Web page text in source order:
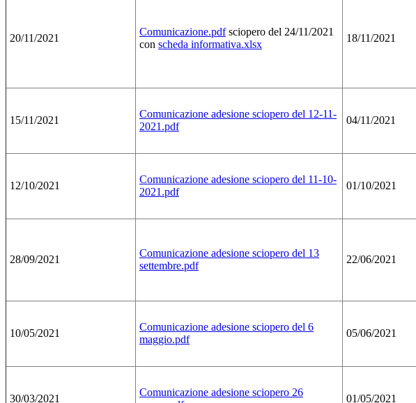
20/11/2021
Comunicazione.pdf sciopero del 24/11/2021
con scheda informativa.xlsx
18/11/2021
15/11/2021
Comunicazione adesione sciopero del 12-11-
2021.pdf
04/11/2021
12/10/2021
Comunicazione adesione sciopero del 11-10-
2021.pdf
01/10/2021
28/09/2021
Comunicazione adesione sciopero del 13
settembre.pdf
22/06/2021
10/05/2021
Comunicazione adesione sciopero del 6
maggio.pdf
05/06/2021
30/03/2021
Comunicazione adesione sciopero 26
01/05/2021